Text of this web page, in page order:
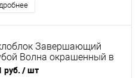
Завершающий
Волна окрашенный в
руб. / шт